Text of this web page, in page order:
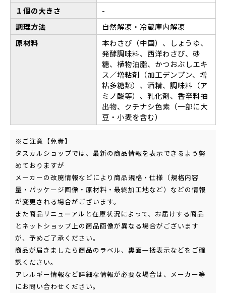
１個の大きさ
-
調理方法
自然解凍・冷蔵庫内解凍
原材料
本わさび（中国）、しょうゆ、
発酵調味料、西洋わさび、砂
糖、植物油脂、かつおぶしエキ
ス／増粘剤（加工デンプン、増
粘多糖類）、酒精、調味料（ア
ミノ酸等）、乳化剤、香辛料抽
出物、クチナシ色素（一部に大
豆・小麦を含む）
※ご注意【免責】
タスカルショップでは、最新の商品情報を表示できるよう努
めておりますが
メーカーの改廃情報などにより商品規格・仕様（規格内容
量・パッケージ画像・原材料・最終加工地など）などの情報
が変更される場合がございます。
また商品リニューアルと在庫状況によって、お届けする商品
とネットショップ上の商品画像が異なる場合がございます
が、予めご了承ください。
商品が届きましたら商品のラベル、裏面一括表示などをご確
認ください。
アレルギー情報など詳細な情報が必要な場合は、メーカー等
にお問い合わせください。